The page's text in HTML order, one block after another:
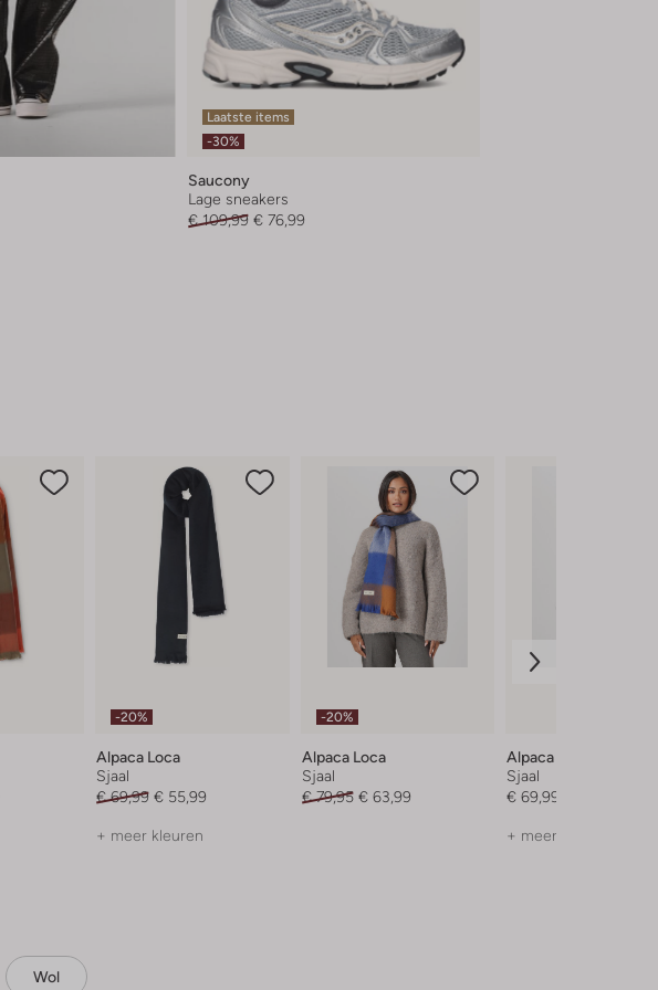
Laatste items
-30%
Saucony
Lage sneakers
€ 109,99 € 76,99
-20%
Alpaca Loca
Sjaal
€ 69,99 € 55,99
+ meer kleuren
-20%
Alpaca Loca
Sjaal
€ 79,95 € 63,99
Alpaca Loca
Sjaal
€ 69,99
+ meer kleuren
Wol